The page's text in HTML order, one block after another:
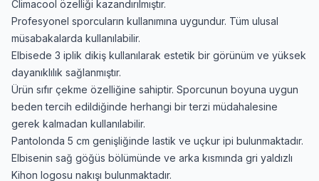
Climacool özelliği kazandırılmıştır.
Profesyonel sporcuların kullanımına uygundur. Tüm ulusal
müsabakalarda kullanılabilir.
Elbisede 3 iplik dikiş kullanılarak estetik bir görünüm ve yüksek
dayanıklılık sağlanmıştır.
Ürün sıfır çekme özelliğine sahiptir. Sporcunun boyuna uygun
beden tercih edildiğinde herhangi bir terzi müdahalesine
gerek kalmadan kullanılabilir.
Pantolonda 5 cm genişliğinde lastik ve uçkur ipi bulunmaktadır.
Elbisenin sağ göğüs bölümünde ve arka kısmında gri yaldızlı
Kihon logosu nakışı bulunmaktadır.